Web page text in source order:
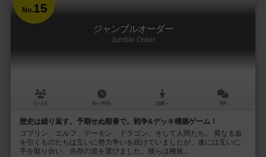
No.15
ジャンブルオーダー
Jumble Order
2～4人 60～90分 13歳～ 8件
歴史は繰り返す。予期せぬ順番で。戦争&デッキ構築ゲーム！
ゴブリン、エルフ、デーモン、ドラゴン、そして人間たち。 異なる血
を引くものたちは互いに勢力争いを続けていましたが、遂には互いに
手を取り合い、共存の道を選びました。彼らは種族...